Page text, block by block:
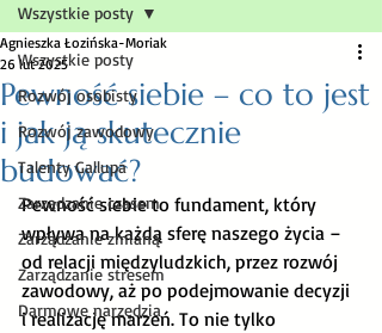
Wszystkie posty
Rozwój osobisty
Rozwój zawodowy
Talenty Gallupa
Zarządzanie czasem
Zarządzanie zmianą
Zarządzanie stresem
Darmowe narzędzia
Wszystkie posty
Pewność siebie – co to jest
i jak ją skutecznie
budować?
Agnieszka Łozińska-Moriak
26 lut 2025
Pewność siebie to fundament, który
wpływa na każdą sferę naszego życia –
od relacji międzyludzkich, przez rozwój
zawodowy, aż po podejmowanie decyzji
i realizację marzeń. To nie tylko